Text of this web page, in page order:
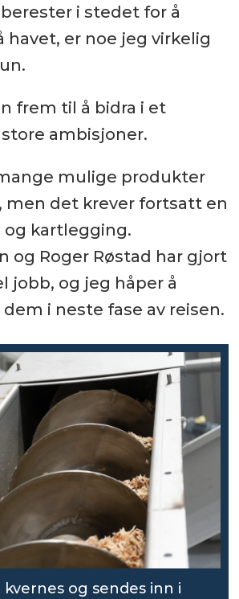
i stedet for å
havet, er noe jeg virkelig
frem til å bidra i et
ambisjoner.
mulige produkter
men det krever fortsatt en
kartlegging.
og Roger Røstad har gjort
jobb, og jeg håper å
i neste fase av reisen.
kvernes og sendes inn i